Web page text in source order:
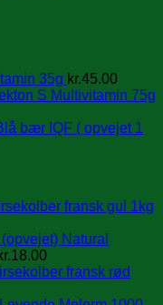
35g kr.45.00
S Multivitamin 75g
bær IQF ( opvejet 1
fransk gul 1kg
Natural
18.00
fransk rød